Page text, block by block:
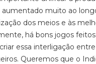
muito ao
dos meios e às
há bons jogos
essa interligação
Queremos que o